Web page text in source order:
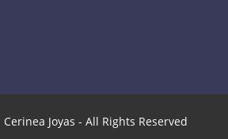
Joyas - All Rights Reserved